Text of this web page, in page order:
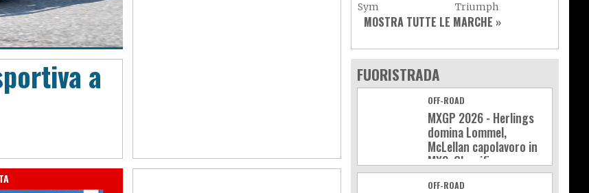
a
Sym
Triumph
Vespa
Yamaha
Axy
MOSTRA TUTTE LE MARCHE »
FUORISTRADA
OFF-ROAD
MXGP 2026 - Herlings
domina Lommel,
McLellan capolavoro in
MX2. Classifica e
calendario
OFF-ROAD